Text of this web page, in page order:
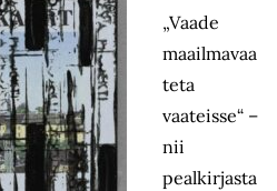
„Vaade
maailmavaa
teta
vaateisse“ –
nii
pealkirjasta